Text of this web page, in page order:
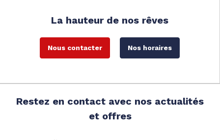
La hauteur de nos rêves
Nous contacter Nos horaires
Restez en contact avec nos actualités
et offres